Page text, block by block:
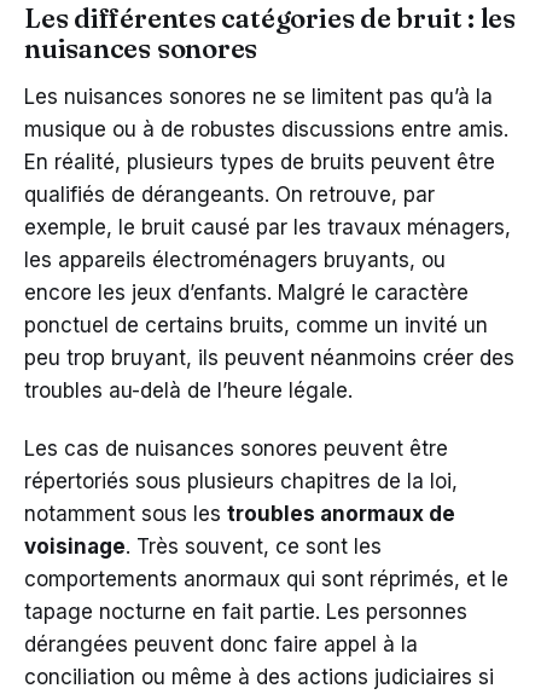
Les différentes catégories de bruit : les
nuisances sonores
Les nuisances sonores ne se limitent pas qu’à la
musique ou à de robustes discussions entre amis.
En réalité, plusieurs types de bruits peuvent être
qualifiés de dérangeants. On retrouve, par
exemple, le bruit causé par les travaux ménagers,
les appareils électroménagers bruyants, ou
encore les jeux d’enfants. Malgré le caractère
ponctuel de certains bruits, comme un invité un
peu trop bruyant, ils peuvent néanmoins créer des
troubles au-delà de l’heure légale.
Les cas de nuisances sonores peuvent être
répertoriés sous plusieurs chapitres de la loi,
notamment sous les troubles anormaux de
voisinage. Très souvent, ce sont les
comportements anormaux qui sont réprimés, et le
tapage nocturne en fait partie. Les personnes
dérangées peuvent donc faire appel à la
conciliation ou même à des actions judiciaires si